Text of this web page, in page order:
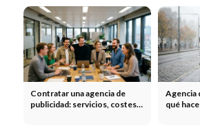
Contratar una agencia de
publicidad: servicios, costes y
Agencia
qué